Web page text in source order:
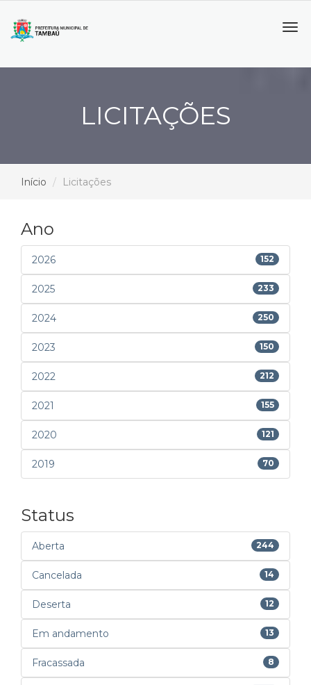
LICITAÇÕES
Início Licitações
Ano
2026 152
2025 233
2024 250
2023 150
2022 212
2021 155
2020 121
2019 70
Status
Aberta 244
Cancelada 14
Deserta 12
Em andamento 13
Fracassada 8